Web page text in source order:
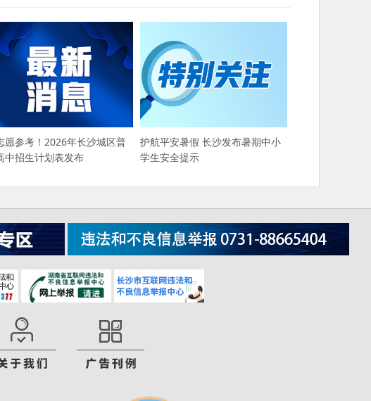
愿参考！2026年长沙城区普
中招生计划表发布
护航平安暑假 长沙发布暑期中小
学生安全提示